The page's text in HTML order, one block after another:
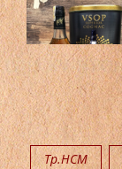
Tp.HCM